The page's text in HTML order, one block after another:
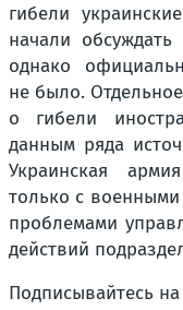
гибели
начали обсуждать
однако
не было.
о гибели
данным ряда
Украинская
только с
проблемами
действий
Подписывайтесь на